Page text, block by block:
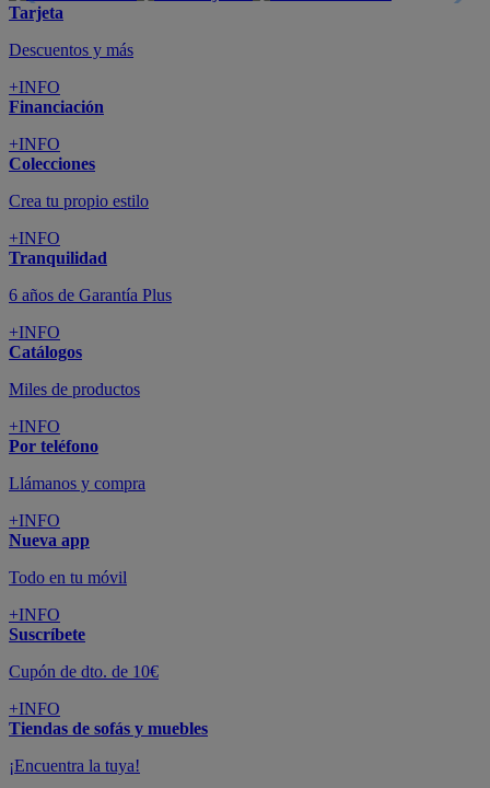
Tarjeta
Descuentos y más
+INFO
Financiación
+INFO
Colecciones
Crea tu propio estilo
+INFO
Tranquilidad
6 años de Garantía Plus
+INFO
Catálogos
Miles de productos
+INFO
Por teléfono
Llámanos y compra
+INFO
Nueva app
Todo en tu móvil
+INFO
Suscríbete
Cupón de dto. de 10€
+INFO
Tiendas de sofás y muebles
¡Encuentra la tuya!